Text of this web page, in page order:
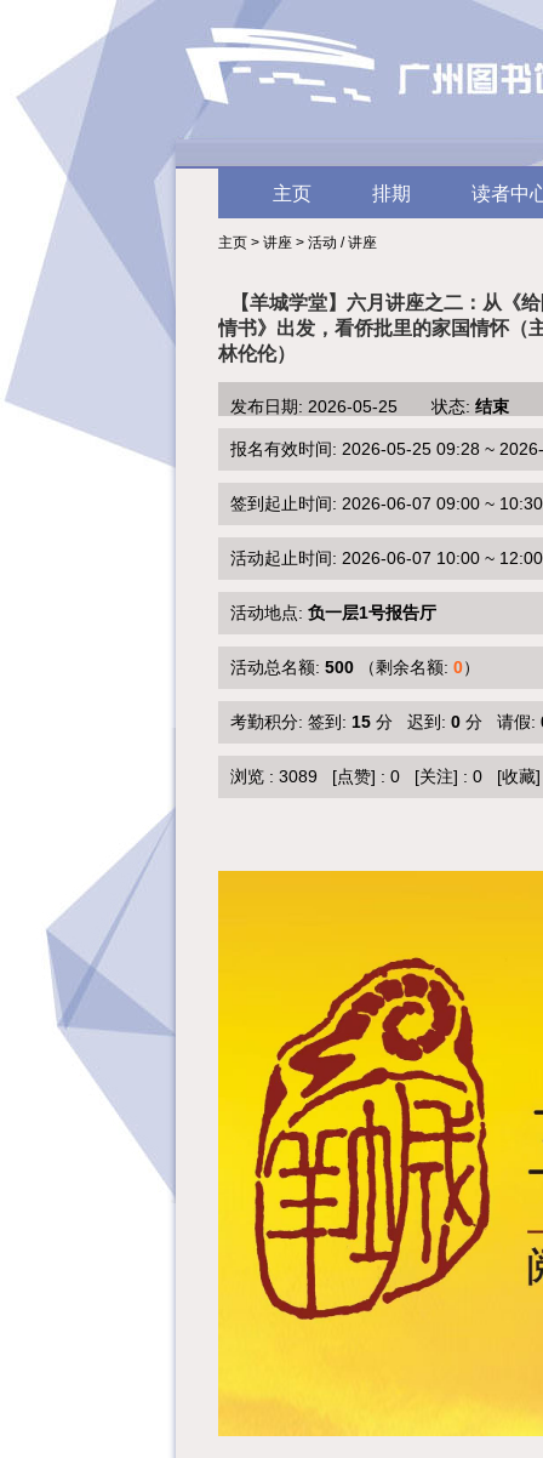
主页 排期 读者中
主页 > 讲座 > 活动 / 讲座
【羊城学堂】六月讲座之二：从《
情书》出发，看侨批里的家国情怀（
林伦伦）
发布日期: 2026-05-25 状态: 结束
报名有效时间: 2026-05-25 09:28 ~
签到起止时间: 2026-06-07 09:00 ~ 10:30
活动起止时间: 2026-06-07 10:00 ~ 12:00
活动地点: 负一层1号报告厅
活动总名额: 500 （剩余名额: 0）
考勤积分: 签到: 15 分 迟到: 0 分 请假:
浏览 : 3089 [点赞] : 0 [关注] : 0 [收藏]